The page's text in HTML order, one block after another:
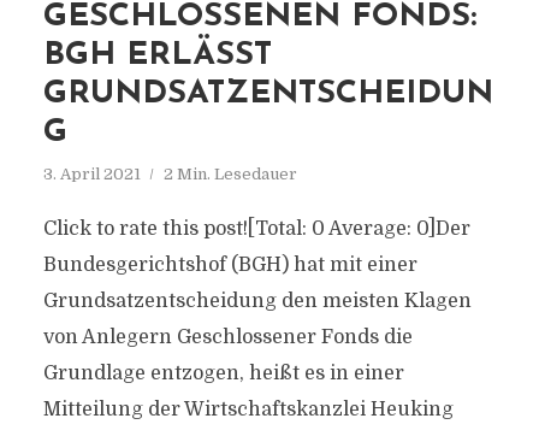
GESCHLOSSENEN FONDS:
BGH ERLÄSST
GRUNDSATZENTSCHEIDUN
G
3. April 2021 2 Min. Lesedauer
Click to rate this post![Total: 0 Average: 0]Der
Bundesgerichtshof (BGH) hat mit einer
Grundsatzentscheidung den meisten Klagen
von Anlegern Geschlossener Fonds die
Grundlage entzogen, heißt es in einer
Mitteilung der Wirtschaftskanzlei Heuking